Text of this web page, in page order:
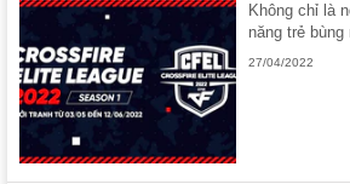
Không chỉ là
năng trẻ
27/04/2022